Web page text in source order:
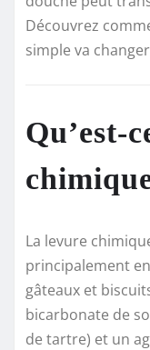
Découvrez
simple va
Qu’est-
La levure
principalement
gâteaux et
bicarbonate de
de tartre) et un